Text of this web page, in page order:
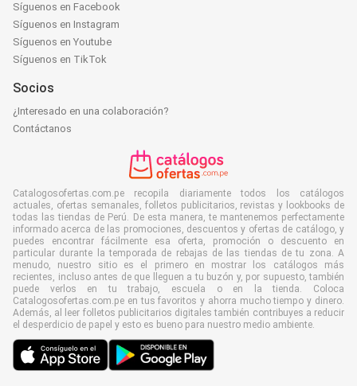
Síguenos en Facebook
Síguenos en Instagram
Síguenos en Youtube
Síguenos en TikTok
Socios
¿Interesado en una colaboración?
Contáctanos
Catalogosofertas.com.pe recopila diariamente todos los catálogos
actuales, ofertas semanales, folletos publicitarios, revistas y lookbooks de
todas las tiendas de Perú. De esta manera, te mantenemos perfectamente
informado acerca de las promociones, descuentos y ofertas de catálogo, y
puedes encontrar fácilmente esa oferta, promoción o descuento en
particular durante la temporada de rebajas de las tiendas de tu zona. A
menudo, nuestro sitio es el primero en mostrar los catálogos más
recientes, incluso antes de que lleguen a tu buzón y, por supuesto, también
puede verlos en tu trabajo, escuela o en la tienda. Coloca
Catalogosofertas.com.pe en tus favoritos y ahorra mucho tiempo y dinero.
Además, al leer folletos publicitarios digitales también contribuyes a reducir
el desperdicio de papel y esto es bueno para nuestro medio ambiente.